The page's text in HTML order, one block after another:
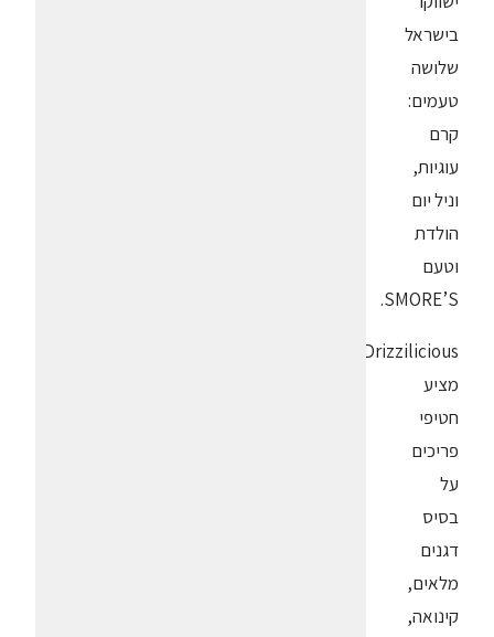
בישראל
שלושה
טעמים:
קרם
עוגיות,
וניל יום
הולדת
וטעם
SMORE’S.
Drizzilicious
מציע
חטיפי
פריכים
על
בסיס
דגנים
מלאים,
קינואה,